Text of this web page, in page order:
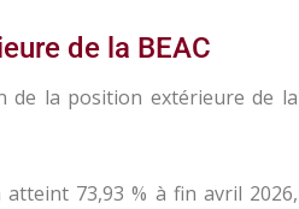
de la BEAC
de la position extérieure de la
73,93 % à fin avril 2026,